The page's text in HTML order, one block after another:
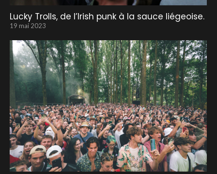
Lucky Trolls, de l’Irish punk à la sauce liégeoise.
19 mai 2023